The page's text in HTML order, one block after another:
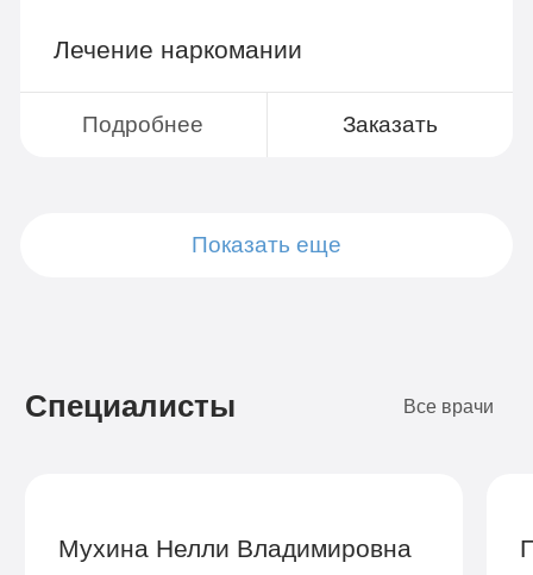
Лечение наркомании
Подробнее Заказать
Показать еще
Специалисты Все врачи
Мухина Нелли Владимировна